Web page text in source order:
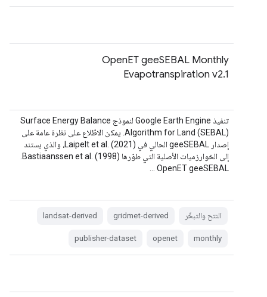
OpenET geeSEBAL Monthly
Evapotranspiration v2.1
تنفيذ Google Earth Engine لنموذج Surface Energy Balance
Algorithm for Land (SEBAL). يمكن الاطّلاع على نظرة عامة على
إصدار geeSEBAL الحالي في Laipelt et al. (2021)، والذي يستند
‫OpenET geeSEBAL …
النتح والتبخّر gridmet-derived
landsat-derived
monthly
openet
publisher-dataset